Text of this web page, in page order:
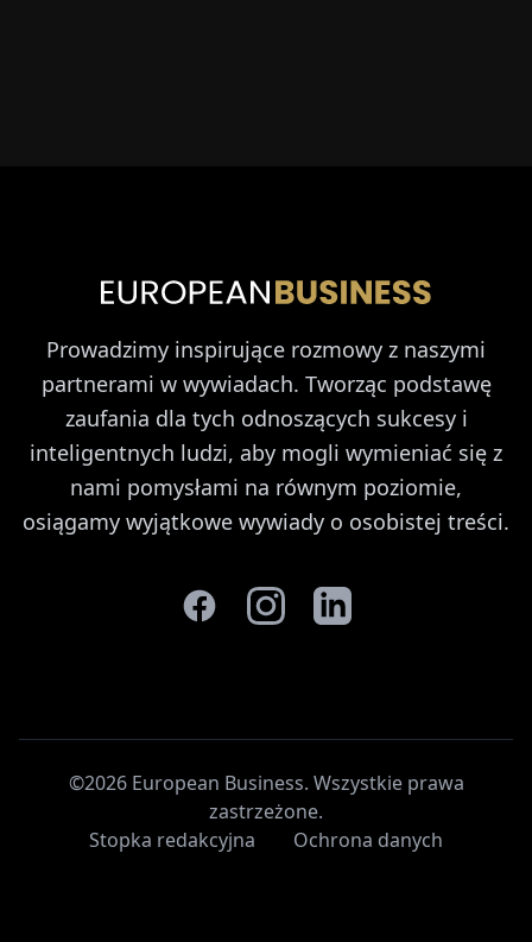
Prowadzimy inspirujące rozmowy z naszymi
partnerami w wywiadach. Tworząc podstawę
zaufania dla tych odnoszących sukcesy i
inteligentnych ludzi, aby mogli wymieniać się z
nami pomysłami na równym poziomie,
osiągamy wyjątkowe wywiady o osobistej treści.
©2026 European Business. Wszystkie prawa
zastrzeżone.
Stopka redakcyjna
Ochrona danych